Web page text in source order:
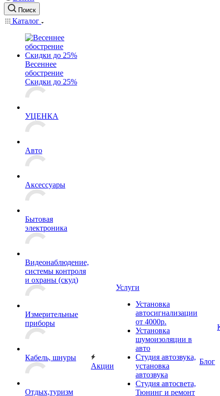
Поиск
Каталог
Весеннее
обострение
Скидки до 25%
УЦЕНКА
Авто
Аксессуары
Бытовая
электроника
Видеонаблюдение,
системы контроля
и охраны (скуд)
Измерительные
приборы
Кабель, шнуры
Отдых,туризм
Акции
Услуги
Установка
автосигнализации
от 4000р.
Установка
шумоизоляции в
авто
Студия автозвука,
установка
автозвука
Студия автосвета,
Тюнинг и ремонт
Блог